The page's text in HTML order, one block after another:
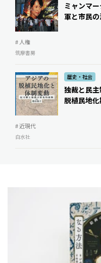
ミャンマー
軍と市民
# 人権
筑摩書房
歴史・社会
独裁と民
脱植民地
# 近現代
白水社